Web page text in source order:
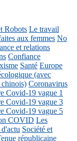
Robots Le travail
aux femmes No
et relations
Confiance
Santé Europe
(avec
Coronavirus
Covid-19 vague 1
Covid-19 vague 3
Covid-19 vague 5
COVID Les
Société et
républicaine